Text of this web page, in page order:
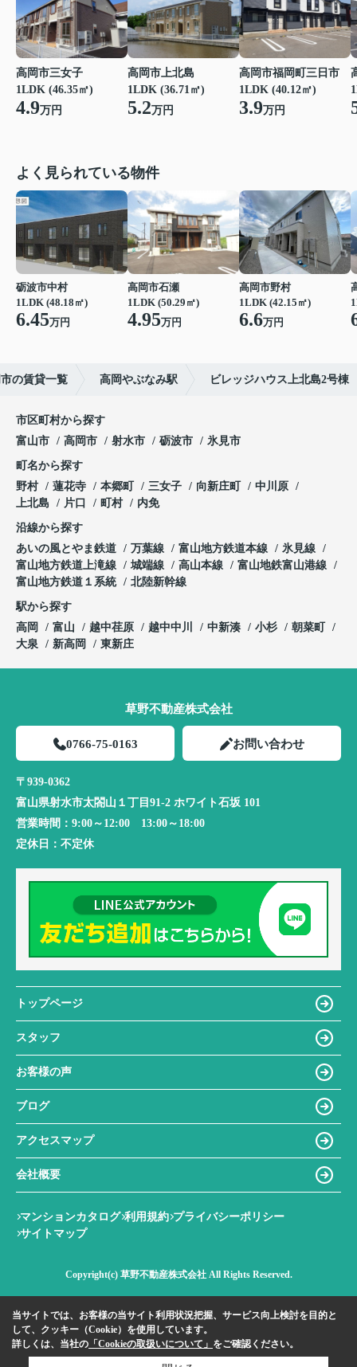
高岡市三女子
1LDK (46.35㎡)
4.9万円
高岡市上北島
1LDK (36.71㎡)
5.2万円
高岡市福岡町三日市
1LDK (40.12㎡)
3.9万円
よく見られている物件
砺波市中村
1LDK (48.18㎡)
6.45万円
高岡市石瀬
1LDK (50.29㎡)
4.95万円
高岡市野村
1LDK (42.15㎡)
6.6万円
の賃貸一覧 高岡やぶなみ駅 ビレッジハウス上北島2号棟
市区町村から探す
富山市
高岡市 射水市 砺波市 氷見市
町名から探す
野村
蓮花寺 本郷町 三女子 向新庄町
中川原
上北島
片口 町村 内免
沿線から探す
あいの風とやま鉄道
万葉線 富山地方鉄道本線
氷見線
富山地方鉄道上滝線
城端線 高山本線
富山地鉄富山港線
富山地方鉄道１系統
北陸新幹線
駅から探す
高岡
富山 越中荏原 越中中川 中新湊 小杉
朝菜町
大泉
新高岡 東新庄
草野不動産株式会社
0766-75-0163 お問い合わせ
〒939-0362
富山県射水市太閤山１丁目91-2 ホワイト石坂 101
営業時間： 9:00～12:00 13:00～18:00
定休日： 不定休
トップページ
スタッフ
お客様の声
ブログ
アクセスマップ
会社概要
マンションカタログ 利用規約 プライバシーポリシー
サイトマップ
Copyright(c) 草野不動産株式会社 All Rights Reserved.
当サイトでは、お客様の当サイト利用状況把握、サービス向上検討を目的と
して、クッキー（Cookie）を使用しています。
詳しくは、当社の 「Cookieの取扱いについて」 をご確認ください。